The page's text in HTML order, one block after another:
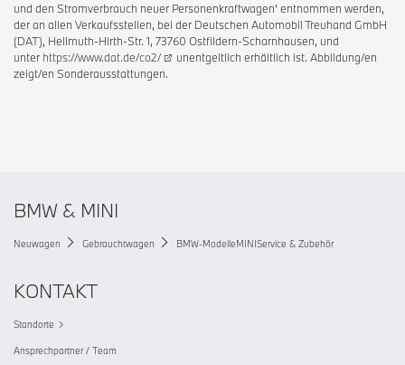
und den Stromverbrauch neuer Personenkraftwagen' entnommen werden,
der an allen Verkaufsstellen, bei der Deutschen Automobil Treuhand GmbH
(DAT), Hellmuth-Hirth-Str. 1, 73760 Ostfildern-Scharnhausen, und
unter https://www.dat.de/co2/
unentgeltlich erhältlich ist. Abbildung/en
zeigt/en Sonderausstattungen.
BMW & MINI
Neuwagen Gebrauchtwagen BMW-ModelleMINIService & Zubehör
KONTAKT
Standorte
Ansprechpartner / Team